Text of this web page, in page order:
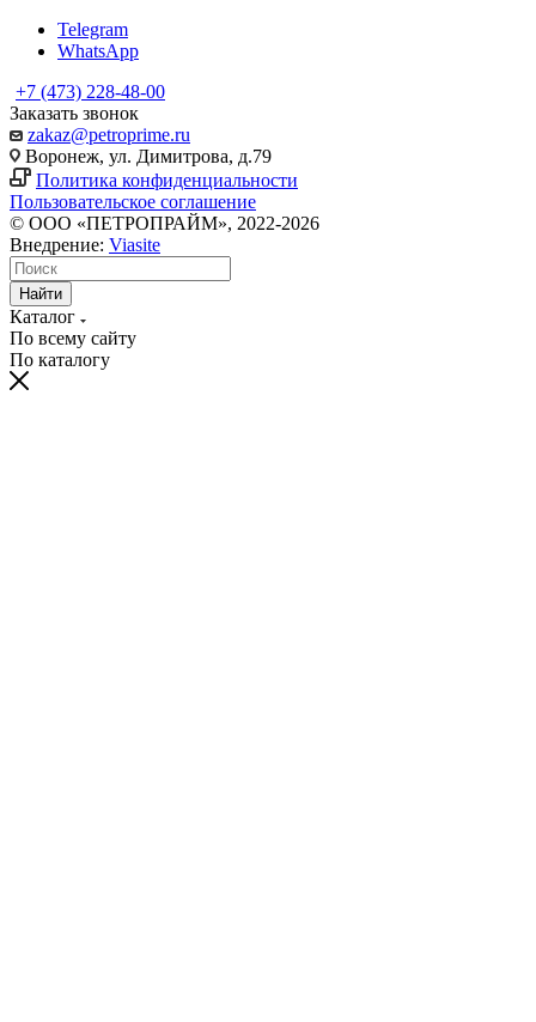
Telegram
WhatsApp
+7 (473) 228-48-00
Заказать звонок
zakaz@petroprime.ru
Воронеж, ул. Димитрова, д.79
Политика конфиденциальности
Пользовательское соглашение
© ООО «ПЕТРОПРАЙМ», 2022-2026
Внедрение: Viasite
Найти
Каталог
По всему сайту
По каталогу